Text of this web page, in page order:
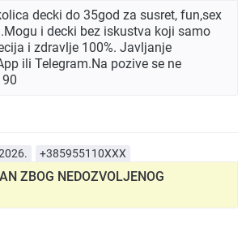
decki do 35god za susret, fun,sex
i decki bez iskustva koji samo
i zdravlje 100%. Javljanje
ili Telegram.Na pozive se ne
+385955110XXX
ZBOG NEDOZVOLJENOG